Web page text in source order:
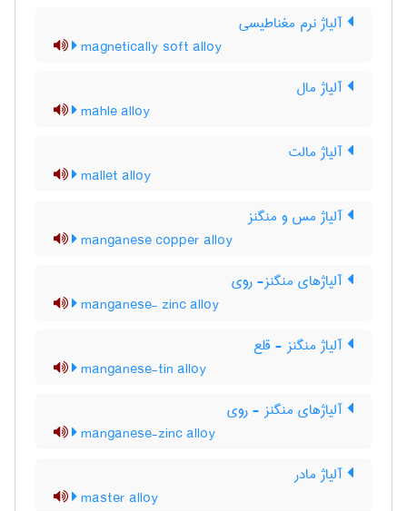
آلیاژ نرم مغناطیسی
magnetically soft alloy
آلیاژ مال
mahle alloy
آلیاژ مالت
mallet alloy
آلیاژ مس و منگنز
manganese copper alloy
آلیاژهای منگنز- روی
manganese- zinc alloy
آلیاژ منگنز - قلع
manganese-tin alloy
آلیاژهای منگنز - روی
manganese-zinc alloy
آلیاژ مادر
master alloy